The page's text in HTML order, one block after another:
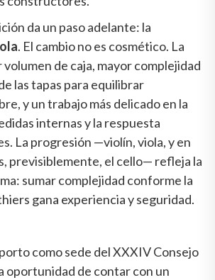
da un paso adelante: la
. El cambio no es cosmético. La
de caja, mayor complejidad
las tapas para equilibrar
y un trabajo más delicado en la
internas y la respuesta
La progresión —violín, viola, y en
previsiblemente, el cello— refleja la
sumar complejidad conforme la
gana experiencia y seguridad.
como sede del XXXIV Consejo
oportunidad de contar con un